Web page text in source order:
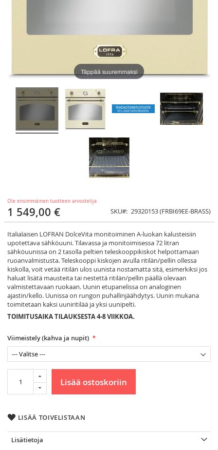
Ole ensimmäinen tuotteen arvostelija
1 549,00 € SKU 29320153 (FRBI69EE-BRASS)
Italialaisen LOFRAN DolceVita monitoiminen A-luokan kalusteisiin
upotettava sähköuuni. Tilavassa ja monitoimisessa 72 litran
sähköuunissa on 2 tasolla peltien teleskooppikiskot helpottamaan
ruoanvalmistusta. Teleskooppi kiskojen avulla ritilän/pellin ollessa
kiskolla, voit vetää ritilän ulos uunista nostamatta sitä, esimerkiksi jos
haluat lisätä mausteita tai nestettä ritilän/pellin päällä olevaan
valmistettavaan ruokaan. Uunin etupanelissa on analoginen
ajastin/kello. Uunissa on rungon puhallinjäähdytys. Uunin mukana
toimitetaan kaksi uuniritilää ja yksi uunipelti.
TOIMITUSAIKA TILAUKSESTA 4-8 VIIKKOA.
Viimeistely (kahva ja nupit)
Lisää ostoskoriin
LISÄÄ TOIVELISTAAN
Täppää suuremmaksi
Lisätietoja